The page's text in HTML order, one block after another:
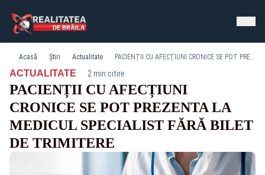
Acasă Știri Actualitate PACIENȚII CU AFECȚIUNI CRONICE SE POT PREZENTA LA MEDICUL SPECIALIST FĂRĂ BILET DE TRIMITERE
ACTUALITATE· 2 min citire
PACIENȚII CU AFECȚIUNI
CRONICE SE POT PREZENTA LA
MEDICUL SPECIALIST FĂRĂ BILET
DE TRIMITERE